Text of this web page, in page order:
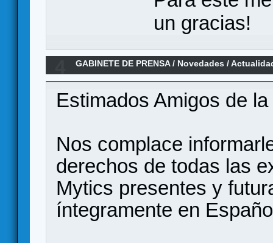
un gracias!
GABINETE DE PRENSA/ Novedades /
Estimados Amigos de
Nos complace
derechos de todas las
Mytics presentes y
íntegramente en